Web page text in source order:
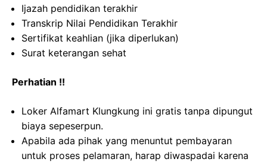
Ijazah pendidikan terakhir
Transkrip Nilai Pendidikan Terakhir
Sertifikat keahlian (jika diperlukan)
Surat keterangan sehat
Perhatian !!
Loker Alfamart Klungkung ini gratis tanpa dipungut
biaya sepeserpun.
Apabila ada pihak yang menuntut pembayaran
untuk proses pelamaran, harap diwaspadai karena